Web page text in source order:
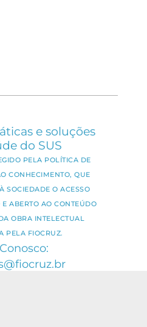
e soluções
do SUS
PELA POLÍTICA DE
CONHECIMENTO, QUE
SOCIEDADE O ACESSO
ABERTO AO CONTEÚDO
OBRA INTELECTUAL
PELA FIOCRUZ.